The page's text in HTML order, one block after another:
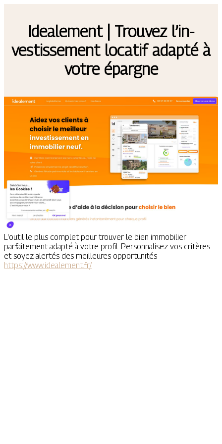
Idealement | Trouvez l’in­
vestis­se­ment locatif adapté à
votre épargne
L'outil le plus complet pour trouver le bien immobilier
parfaitement adapté à votre profil. Personnalisez vos critères
et soyez alertés des meilleures opportunités
https://www.idealement.fr/